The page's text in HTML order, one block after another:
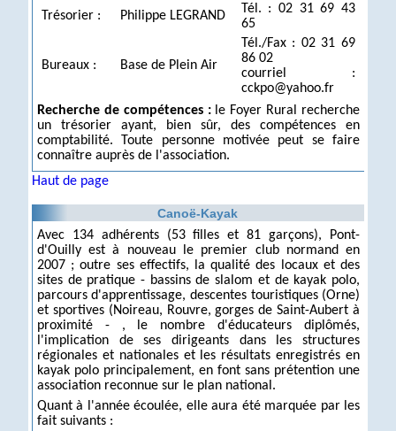
Trésorier :
Philippe LEGRAND
Tél. : 02 31 69 43
65
Bureaux : Base de Plein Air
Tél./Fax : 02 31 69
86 02
courriel :
cckpo@yahoo.fr
Recherche de compétences :le Foyer Rural recherche
un trésorier ayant, bien sûr, des compétences en
comptabilité. Toute personne motivée peut se faire
connaître auprès de l'association.
Haut de page
Canoë-Kayak
Avec 134 adhérents (53 filles et 81 garçons), Pont-
d'Ouilly est à nouveau le premier club normand en
2007 ; outre ses effectifs, la qualité des locaux et des
sites de pratique - bassins de slalom et de kayak polo,
parcours d'apprentissage, descentes touristiques (Orne)
et sportives (Noireau, Rouvre, gorges de Saint-Aubert à
proximité - , le nombre d'éducateurs diplômés,
l'implication de ses dirigeants dans les structures
régionales et nationales et les résultats enregistrés en
kayak polo principalement, en font sans prétention une
association reconnue sur le plan national.
Quant à l'année écoulée, elle aura été marquée par les
fait suivants :